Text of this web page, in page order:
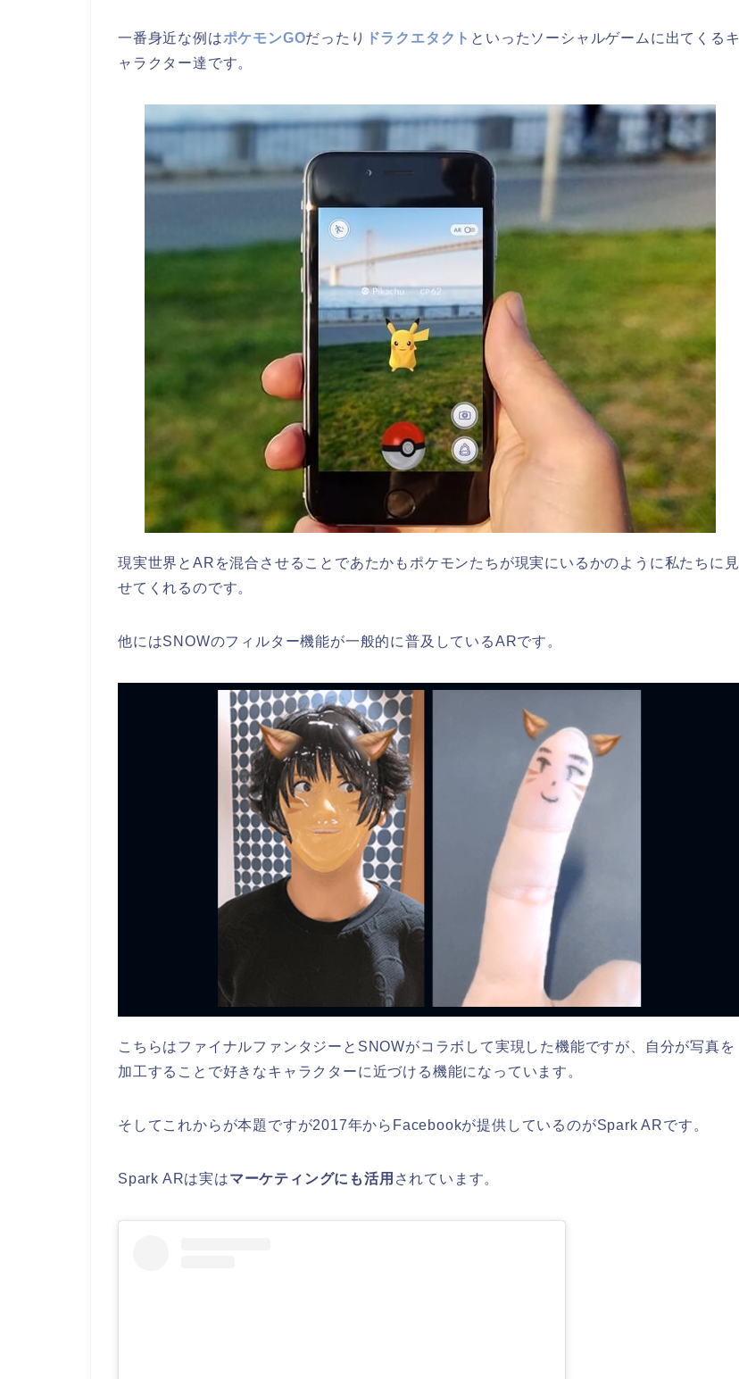
一番身近な例はポケモンGOだったり ドラクエタクト といったソーシャルゲームに出てくるキ
ャラクター達です。
現実世界とARを混合させることであたかもポケモンたちが現実にいるかのように私たちに見
せてくれるのです。
他にはSNOWのフィルター機能が一般的に普及しているARです。
こちらはファイナルファンタジーとSNOWがコラボして実現した機能ですが、自分が写真を
加工することで好きなキャラクターに近づける機能になっています。
そしてこれからが本題ですが2017年からFacebookが提供しているのがSpark ARです。
Spark ARは実はマーケティングにも活用 されています。